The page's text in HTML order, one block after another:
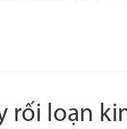
rối loạn